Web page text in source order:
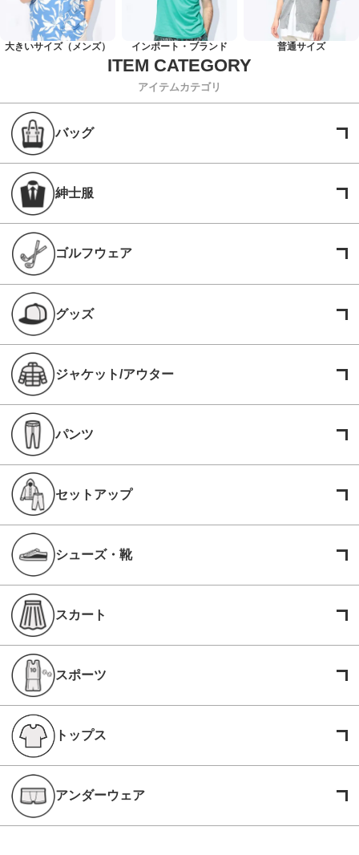
大きいサイズ（メンズ） インポート・ブランド 普通サイズ
アイテムカテゴリ
バッグ
紳士服
ゴルフウェア
グッズ
ジャケット/アウター
パンツ
セットアップ
シューズ・靴
スカート
スポーツ
トップス
アンダーウェア